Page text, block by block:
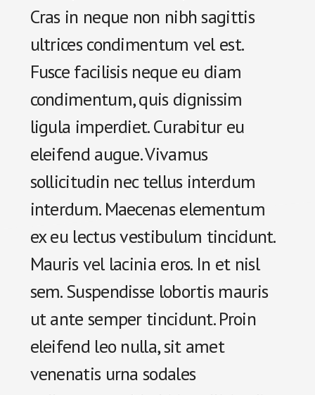
Cras in neque non nibh sagittis
ultrices condimentum vel est.
Fusce facilisis neque eu diam
condimentum, quis dignissim
ligula imperdiet. Curabitur eu
eleifend augue. Vivamus
sollicitudin nec tellus interdum
interdum. Maecenas elementum
ex eu lectus vestibulum tincidunt.
Mauris vel lacinia eros. In et nisl
sem. Suspendisse lobortis mauris
ut ante semper tincidunt. Proin
eleifend leo nulla, sit amet
venenatis urna sodales